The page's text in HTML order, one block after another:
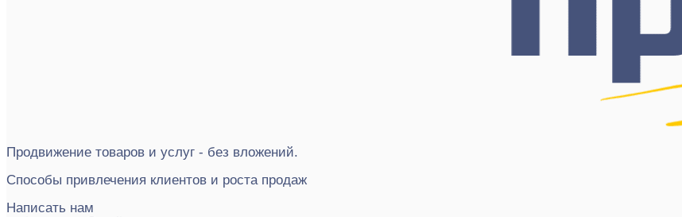
Продвижение товаров и услуг - без вложений.
Способы привлечения клиентов и роста продаж
Написать нам